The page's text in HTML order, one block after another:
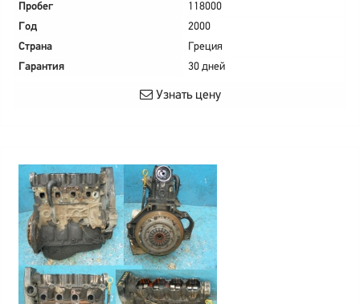
Пробег
118000
Год
2000
Страна
Греция
Гарантия
30 дней
Узнать цену